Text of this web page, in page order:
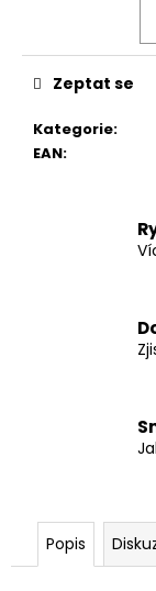
Kategorie:
EAN:
Zeptat se
Popis